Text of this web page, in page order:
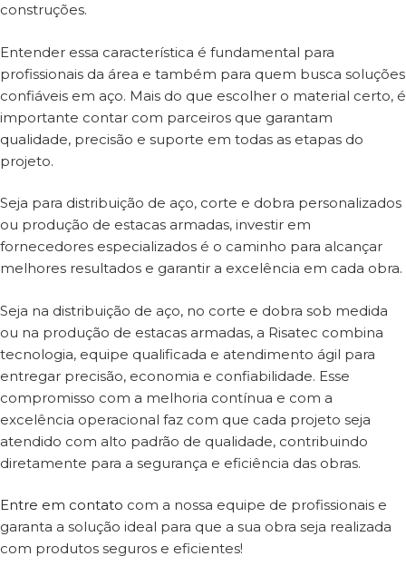
construções.
Entender essa característica é fundamental para
profissionais da área e também para quem busca soluções
confiáveis em aço. Mais do que escolher o material certo, é
importante contar com parceiros que garantam
qualidade, precisão e suporte em todas as etapas do
projeto.
Seja para distribuição de aço, corte e dobra personalizados
ou produção de estacas armadas, investir em
fornecedores especializados é o caminho para alcançar
melhores resultados e garantir a excelência em cada obra.
Seja na distribuição de aço, no corte e dobra sob medida
ou na produção de estacas armadas, a Risatec combina
tecnologia, equipe qualificada e atendimento ágil para
entregar precisão, economia e confiabilidade. Esse
compromisso com a melhoria contínua e com a
excelência operacional faz com que cada projeto seja
atendido com alto padrão de qualidade, contribuindo
diretamente para a segurança e eficiência das obras.
Entre em contato com a nossa equipe de profissionais e
garanta a solução ideal para que a sua obra seja realizada
com produtos seguros e eficientes!